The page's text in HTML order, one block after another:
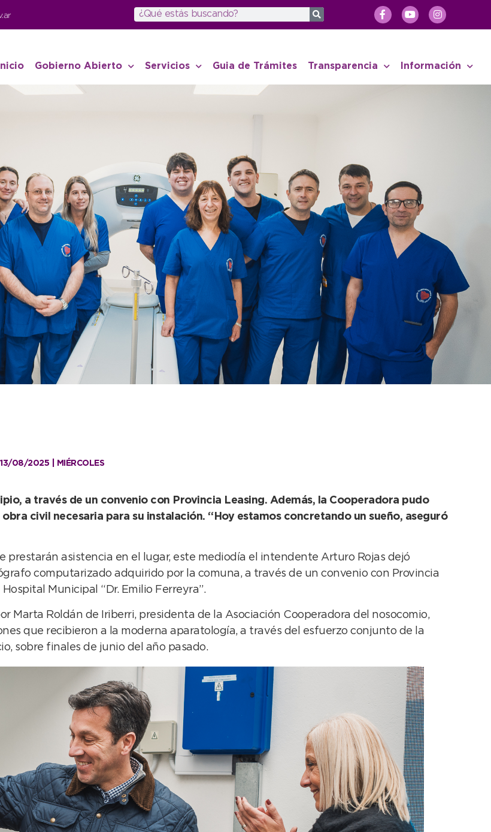
Inicio Gobierno Abierto Servicios Guia de Trámites Transparencia Información
13/08/2025 | MIÉRCOLES
a través de un convenio con Provincia Leasing. Además, la Cooperadora pudo
civil necesaria para su instalación. “Hoy estamos concretando un sueño, aseguró
prestarán asistencia en el lugar, este mediodía el intendente Arturo Rojas dejó
computarizado adquirido por la comuna, a través de un convenio con Provincia
Municipal “Dr. Emilio Ferreyra”.
Marta Roldán de Iriberri, presidenta de la Asociación Cooperadora del nosocomio,
que recibieron a la moderna aparatología, a través del esfuerzo conjunto de la
sobre finales de junio del año pasado.